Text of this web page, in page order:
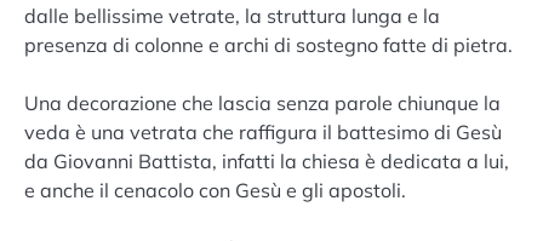
dalle bellissime vetrate, la struttura lunga e la
presenza di colonne e archi di sostegno fatte di pietra.
Una decorazione che lascia senza parole chiunque la
veda è una vetrata che raffigura il battesimo di Gesù
da Giovanni Battista, infatti la chiesa è dedicata a lui,
e anche il cenacolo con Gesù e gli apostoli.